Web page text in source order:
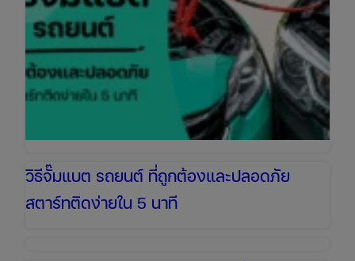
วิธีจั๊มแบต รถยนต์ ที่ถูกต้องและปลอดภัย
สตาร์ทติดง่ายใน 5 นาที